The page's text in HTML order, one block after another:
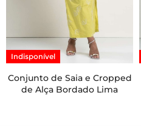
Conjunto de Saia e Cropped
de Alça Bordado Lima
Indisponível